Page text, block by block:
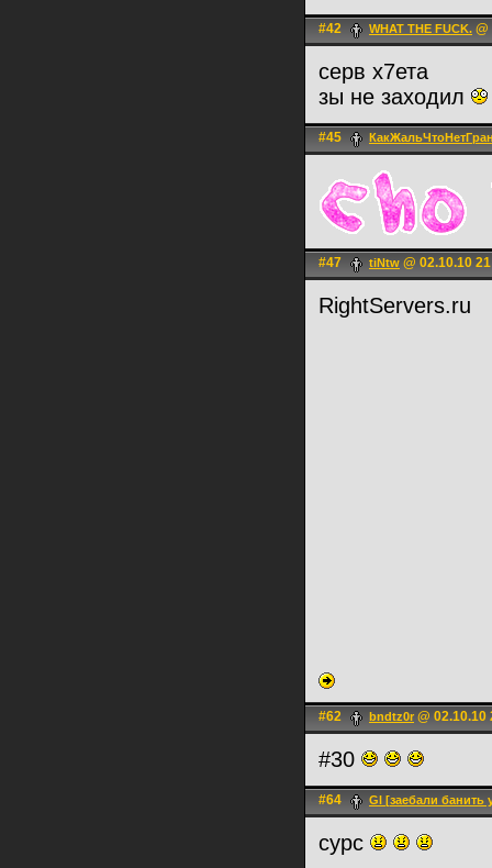
#42 WHAT THE FUCK. @
серв х7ета
зы не заходил
#45
#47 tiNtw @ 02.10.10
RightServers.ru
#62 bndtz0r @ 02.10.10
#30
#64 Gl [заебали банить
сурс